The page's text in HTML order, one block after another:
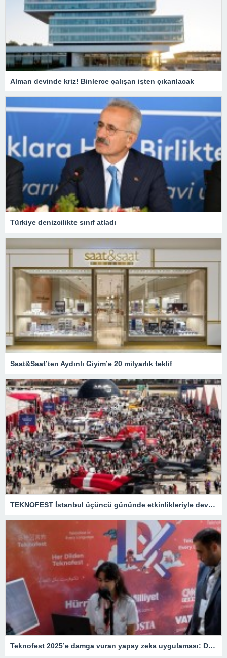
Alman devinde kriz! Binlerce çalışan işten çıkarılacak
Türkiye denizcilikte sınıf atladı
Saat&Saat’ten Aydınlı Giyim’e 20 milyarlık teklif
TEKNOFEST İstanbul üçüncü gününde etkinlikleriyle devam etti
Teknofest 2025’e damga vuran yapay zeka uygulaması: Demirören’den çok dilli uygulama